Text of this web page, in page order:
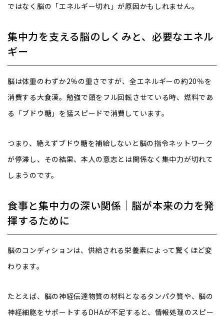
ではなく脳の「エネルギー切れ」が原因かもしれません。
集中力を支える脳のしくみと、必要なエネル
ギー
脳は体重のわずか2％の重さですが、全エネルギーの約20％を
消費する大食漢。勉強で頭をフル回転させている時、燃料であ
る「ブドウ糖」を猛スピードで消費しています。
つまり、絶えずブドウ糖を補給しないと脳の指令ネットワーク
が停滞し、その結果、本人の意志とは関係なく集中力が切れて
しまうのです。
食事と集中力の深い関係｜脳が本来の力を発
揮するために
脳のコンディションは、供給される栄養素によって驚くほど変
わります。
たとえば、脳の神経伝達物質の材料となるタンパク質や、脳の
神経細胞をサポートするDHAが不足すると、情報処理のスピー